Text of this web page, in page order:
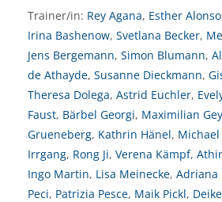
Trainer/in: Rey Agana, Esther Alonso
Irina Bashenow, Svetlana Becker,
Jens Bergemann, Simon Blumann,
de Athayde, Susanne Dieckmann,
Theresa Dolega, Astrid Euchler,
Faust, Bärbel Georgi, Maximilian
Grueneberg, Kathrin Hänel, Michael
Irrgang, Rong Ji, Verena Kämpf,
Ingo Martin, Lisa Meinecke, Adriana
Peci, Patrizia Pesce, Maik Pickl,